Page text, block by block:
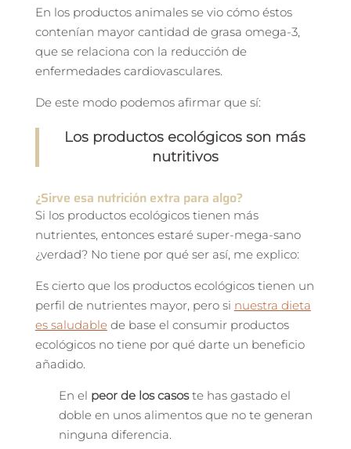
En los productos animales se vio cómo éstos
contenían mayor cantidad de grasa omega-3,
que se relaciona con la reducción de
enfermedades cardiovasculares.
De este modo podemos afirmar que sí:
Los productos ecológicos son más
nutritivos
¿Sirve esa nutrición extra para algo?
Si los productos ecológicos tienen más
nutrientes, entonces estaré super-mega-sano
¿verdad? No tiene por qué ser así, me explico:
Es cierto que los productos ecológicos tienen un
perfil de nutrientes mayor, pero si nuestra dieta
es saludablede base el consumir productos
ecológicos no tiene por qué darte un beneficio
añadido.
En el peor de los casoste has gastado el
doble en unos alimentos que no te generan
ninguna diferencia.